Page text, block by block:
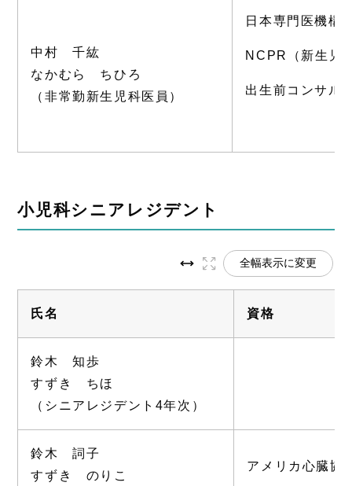
中村 千紘
なかむら ちひろ
（非常勤新生児科医員）
日本専門医機構
NCPR（新生児
出生前コンサル
小児科シニアレジデント
全幅表示に変更
氏名 資格
鈴木 知歩
すずき ちほ
（シニアレジデント4年次）
鈴木 詞子
すずき のりこ
アメリカ心臓協